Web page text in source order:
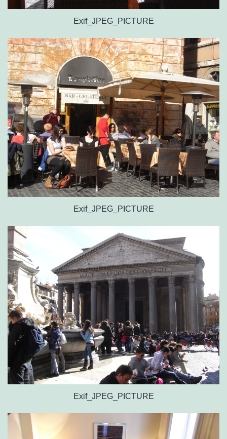
Exif_JPEG_PICTURE
Exif_JPEG_PICTURE
Exif_JPEG_PICTURE